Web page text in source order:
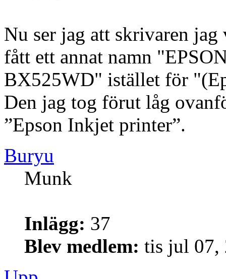
Nu ser jag att skrivaren
fått ett annat namn
BX525WD" istället för
Den jag tog förut låg
”Epson Inkjet printer”.
Buryu
Munk
Inlägg: 37
Blev medlem: tis jul 07,